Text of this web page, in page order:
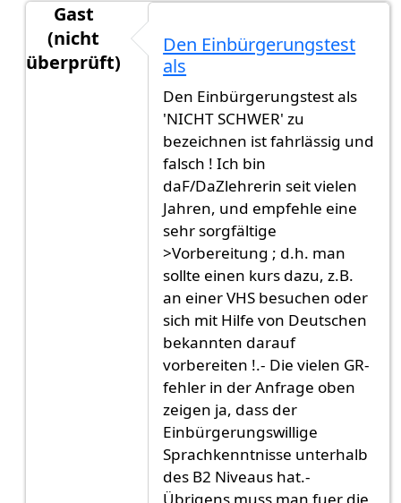
Gast
(nicht
überprüft)
Den Einbürgerungstest
als
Den Einbürgerungstest als
'NICHT SCHWER' zu
bezeichnen ist fahrlässig und
falsch ! Ich bin
daF/DaZlehrerin seit vielen
Jahren, und empfehle eine
sehr sorgfältige
>Vorbereitung ; d.h. man
sollte einen kurs dazu, z.B.
an einer VHS besuchen oder
sich mit Hilfe von Deutschen
bekannten darauf
vorbereiten !.- Die vielen GR-
fehler in der Anfrage oben
zeigen ja, dass der
Einbürgerungswillige
Sprachkenntnisse unterhalb
des B2 Niveaus hat.-
Übrigens muss man fuer die